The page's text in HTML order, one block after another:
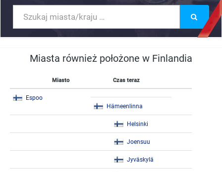
Miasta również położone w Finlandia
Miasto Czas teraz
Espoo
Hämeenlinna
Helsinki
Joensuu
Jyväskylä